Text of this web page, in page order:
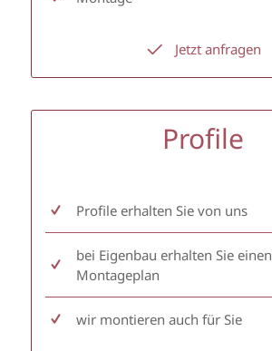
Jetzt anfragen
Profile
Profile erhalten Sie von uns
bei Eigenbau erhalten Sie einen
Montageplan
wir montieren auch für Sie